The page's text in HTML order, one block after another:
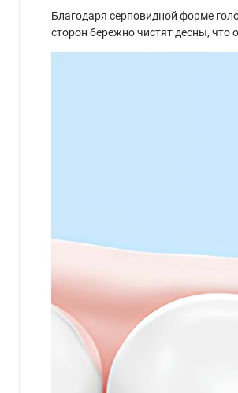
Благодаря серповидной форме
сторон бережно чистят десны,